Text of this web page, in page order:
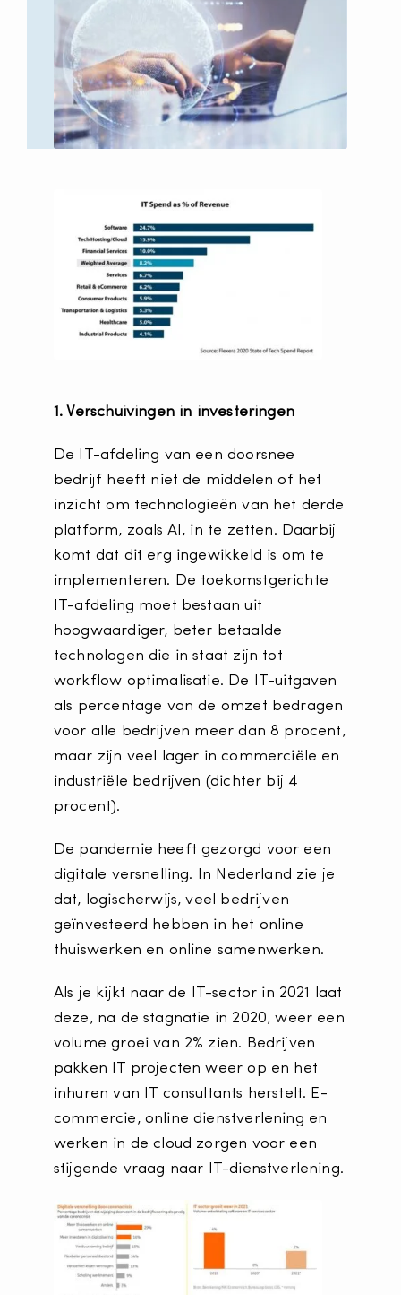
1. Verschuivingen in investeringen
De IT-afdeling van een doorsnee
bedrijf heeft niet de middelen of het
inzicht om technologieën van het derde
platform, zoals AI, in te zetten. Daarbij
komt dat dit erg ingewikkeld is om te
implementeren. De toekomstgerichte
IT-afdeling moet bestaan ​​uit
hoogwaardiger, beter betaalde
technologen die in staat zijn tot
workflow optimalisatie. De IT-uitgaven
als percentage van de omzet bedragen
voor alle bedrijven meer dan 8 procent,
maar zijn veel lager in commerciële en
industriële bedrijven (dichter bij 4
procent).
De pandemie heeft gezorgd voor een
digitale versnelling. In Nederland zie je
dat, logischerwijs, veel bedrijven
geïnvesteerd hebben in het online
thuiswerken en online samenwerken.
Als je kijkt naar de IT-sector in 2021 laat
deze, na de stagnatie in 2020, weer een
volume groei van 2% zien. Bedrijven
pakken IT projecten weer op en het
inhuren van IT consultants herstelt. E-
commercie, online dienstverlening en
werken in de cloud zorgen voor een
stijgende vraag naar IT-dienstverlening.